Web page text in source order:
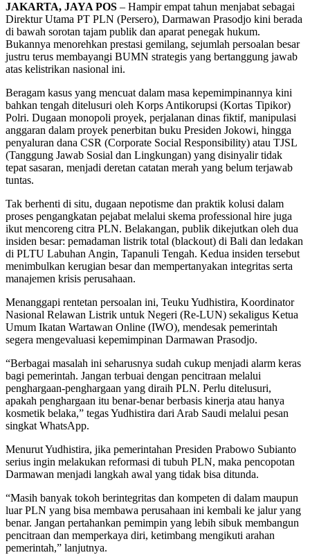
JAKARTA, JAYA POS – Hampir empat tahun menjabat sebagai
Direktur Utama PT PLN (Persero), Darmawan Prasodjo kini berada
di bawah sorotan tajam publik dan aparat penegak hukum.
Bukannya menorehkan prestasi gemilang, sejumlah persoalan besar
justru terus membayangi BUMN strategis yang bertanggung jawab
atas kelistrikan nasional ini.
Beragam kasus yang mencuat dalam masa kepemimpinannya kini
bahkan tengah ditelusuri oleh Korps Antikorupsi (Kortas Tipikor)
Polri. Dugaan monopoli proyek, perjalanan dinas fiktif, manipulasi
anggaran dalam proyek penerbitan buku Presiden Jokowi, hingga
penyaluran dana CSR (Corporate Social Responsibility) atau TJSL
(Tanggung Jawab Sosial dan Lingkungan) yang disinyalir tidak
tepat sasaran, menjadi deretan catatan merah yang belum terjawab
tuntas.
Tak berhenti di situ, dugaan nepotisme dan praktik kolusi dalam
proses pengangkatan pejabat melalui skema professional hire juga
ikut mencoreng citra PLN. Belakangan, publik dikejutkan oleh dua
insiden besar: pemadaman listrik total (blackout) di Bali dan ledakan
di PLTU Labuhan Angin, Tapanuli Tengah. Kedua insiden tersebut
menimbulkan kerugian besar dan mempertanyakan integritas serta
manajemen krisis perusahaan.
Menanggapi rentetan persoalan ini, Teuku Yudhistira, Koordinator
Nasional Relawan Listrik untuk Negeri (Re-LUN) sekaligus Ketua
Umum Ikatan Wartawan Online (IWO), mendesak pemerintah
segera mengevaluasi kepemimpinan Darmawan Prasodjo.
“Berbagai masalah ini seharusnya sudah cukup menjadi alarm keras
bagi pemerintah. Jangan terbuai dengan pencitraan melalui
penghargaan-penghargaan yang diraih PLN. Perlu ditelusuri,
apakah penghargaan itu benar-benar berbasis kinerja atau hanya
kosmetik belaka,” tegas Yudhistira dari Arab Saudi melalui pesan
singkat WhatsApp.
Menurut Yudhistira, jika pemerintahan Presiden Prabowo Subianto
serius ingin melakukan reformasi di tubuh PLN, maka pencopotan
Darmawan menjadi langkah awal yang tidak bisa ditunda.
“Masih banyak tokoh berintegritas dan kompeten di dalam maupun
luar PLN yang bisa membawa perusahaan ini kembali ke jalur yang
benar. Jangan pertahankan pemimpin yang lebih sibuk membangun
pencitraan dan memperkaya diri, ketimbang mengikuti arahan
pemerintah,” lanjutnya.